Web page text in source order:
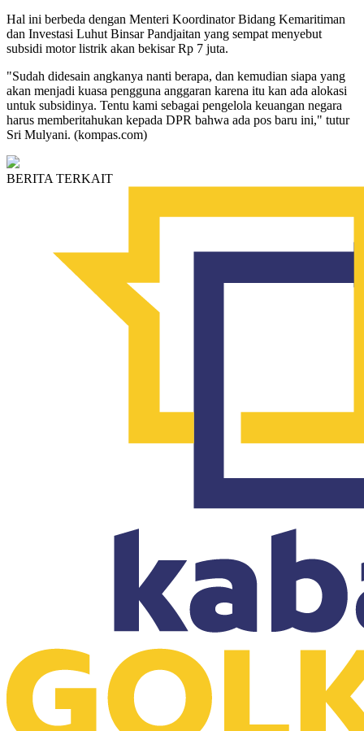
Hal ini berbeda dengan Menteri Koordinator Bidang Kemaritiman
dan Investasi Luhut Binsar Pandjaitan yang sempat menyebut
subsidi motor listrik akan bekisar Rp 7 juta.
"Sudah didesain angkanya nanti berapa, dan kemudian siapa yang
akan menjadi kuasa pengguna anggaran karena itu kan ada alokasi
untuk subsidinya. Tentu kami sebagai pengelola keuangan negara
harus memberitahukan kepada DPR bahwa ada pos baru ini," tutur
Sri Mulyani. (kompas.com)
BERITA TERKAIT